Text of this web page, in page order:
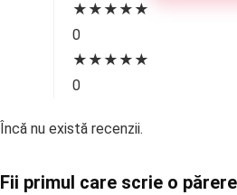
★ ★ ★ ★ ★
0
★ ★ ★ ★ ★
0
Încă nu există recenzii.
Fii primul care scrie o